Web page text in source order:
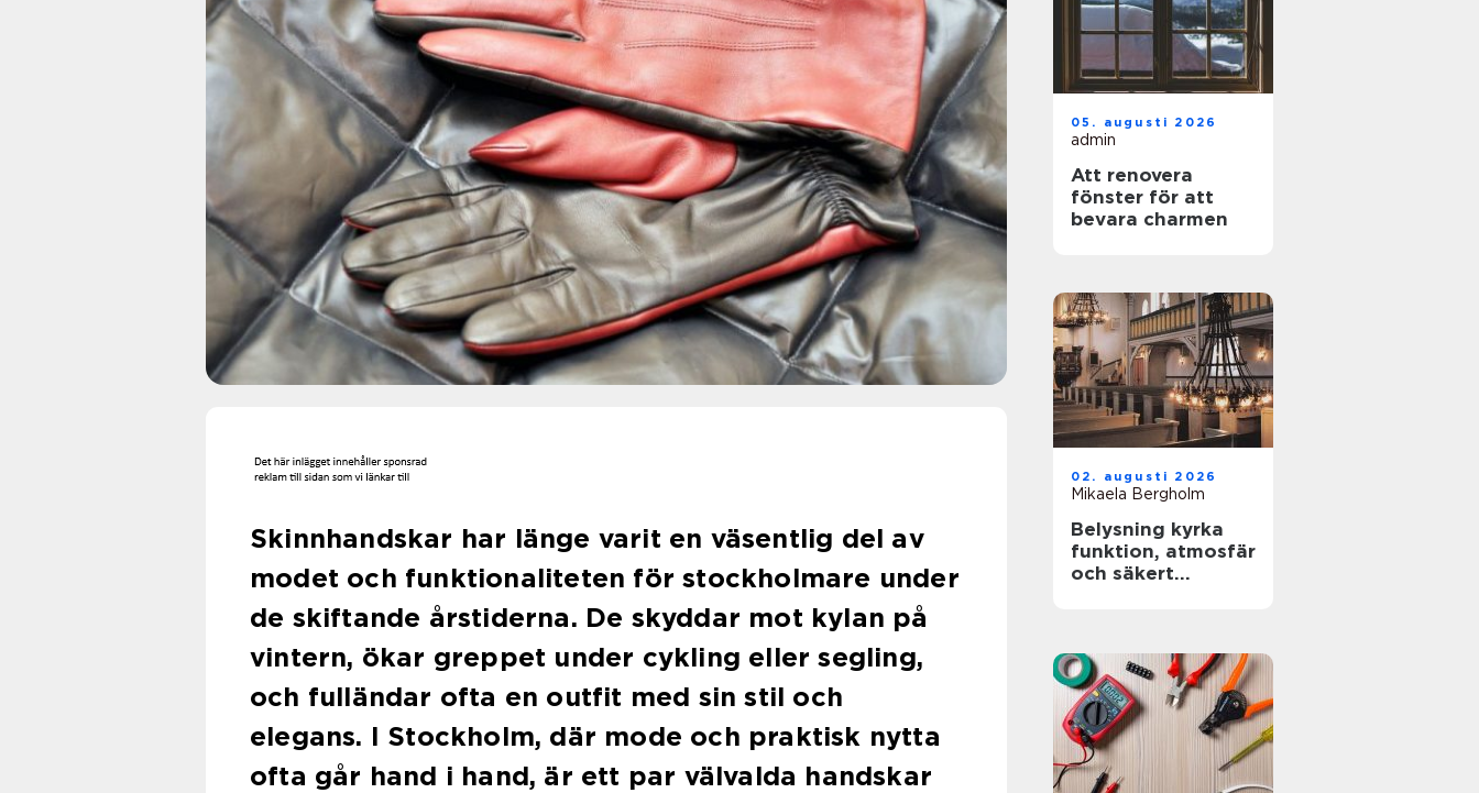
Skinnhandskar har länge varit en väsentlig del av
modet och funktionaliteten för stockholmare under
de skiftande årstiderna. De skyddar mot kylan på
vintern, ökar greppet under cykling eller segling,
och fulländar ofta en outfit med sin stil och
elegans. I Stockholm, där mode och praktisk nytta
ofta går hand i hand, är ett par välvalda handskar
05. augusti 2026
admin
Att renovera
fönster för att
bevara charmen
02. augusti 2026
Mikaela Bergholm
Belysning kyrka
funktion, atmosfär
och säkert